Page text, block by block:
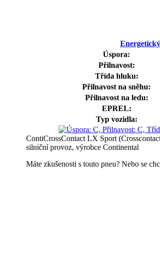
Úspora:
Přilnavost:
Třída hluku:
Přilnavost na sněhu:
Přilnavost na ledu:
EPREL:
Typ vozidla:
ContiCrossContact LX Sport
silniční provoz, výrobce Continental
Máte zkušenosti s touto pneu? Nebo se